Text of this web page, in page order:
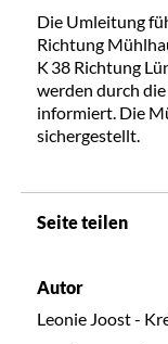
Die Umleitung
Richtung
K 38 Richtung
werden durch
informiert. Die
sichergestellt.
Seite teilen
Autor
Leonie Joost -